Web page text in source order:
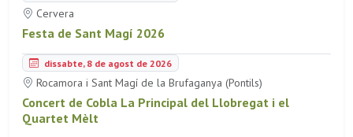
Cervera
Festa de Sant Magí 2026
dissabte, 8 de agost de 2026
Rocamora i Sant Magí de la Brufaganya (Pontils)
Concert de Cobla La Principal del Llobregat i el
Quartet Mèlt